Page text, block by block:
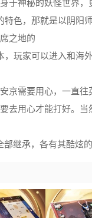
于神秘的妖怪世界
色，那就是以阴阳
之地的
玩家可以进入和海
京需要用心，一直
去用心才能打好。
继承，各有其酷炫